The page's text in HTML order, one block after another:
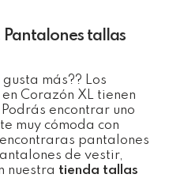
Pantalones tallas
más?? Los
en Corazón XL tienen
encontrar uno
muy cómoda con
pantalones
de vestir,
nuestra tienda tallas